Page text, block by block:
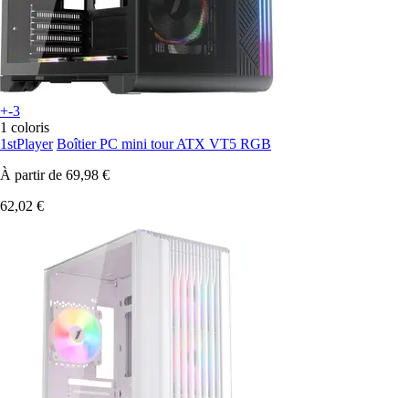
+-3
1 coloris
1stPlayer Boîtier PC mini tour ATX VT5 RGB
À partir de 69,98 €
62,02 €